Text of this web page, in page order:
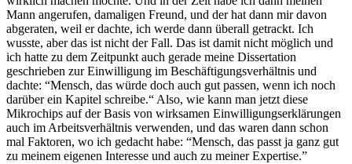
Mann angerufen, damaligen Freund, und der hat dann mir davon
abgeraten, weil er dachte, ich werde dann überall getrackt. Ich
wusste, aber das ist nicht der Fall. Das ist damit nicht möglich und
ich hatte zu dem Zeitpunkt auch gerade meine Dissertation
geschrieben zur Einwilligung im Beschäftigungsverhältnis und
dachte: “Mensch, das würde doch auch gut passen, wenn ich noch
darüber ein Kapitel schreibe.“ Also, wie kann man jetzt diese
Mikrochips auf der Basis von wirksamen Einwilligungserklärungen
auch im Arbeitsverhältnis verwenden, und das waren dann schon
mal Faktoren, wo ich gedacht habe: “Mensch, das passt ja ganz gut
zu meinem eigenen Interesse und auch zu meiner Expertise.”